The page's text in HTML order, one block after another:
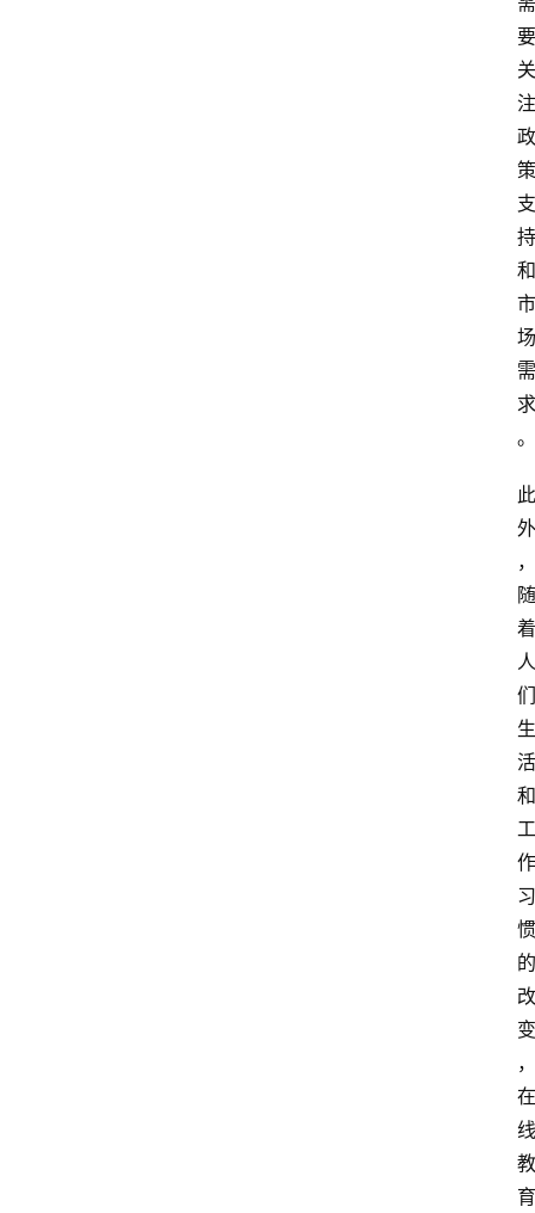
要
关
注
政
策
支
持
和
市
场
需
求
。
此
外
，
随
着
人
们
生
活
和
工
作
习
惯
的
改
变
，
在
线
教
育